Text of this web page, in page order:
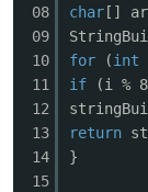
08
09
10
11
12
13
14
15
char []
for
(int
if
(i %
return
}